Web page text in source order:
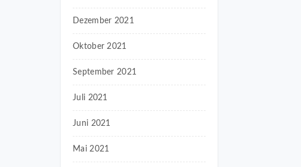
Dezember 2021
Oktober 2021
September 2021
Juli 2021
Juni 2021
Mai 2021